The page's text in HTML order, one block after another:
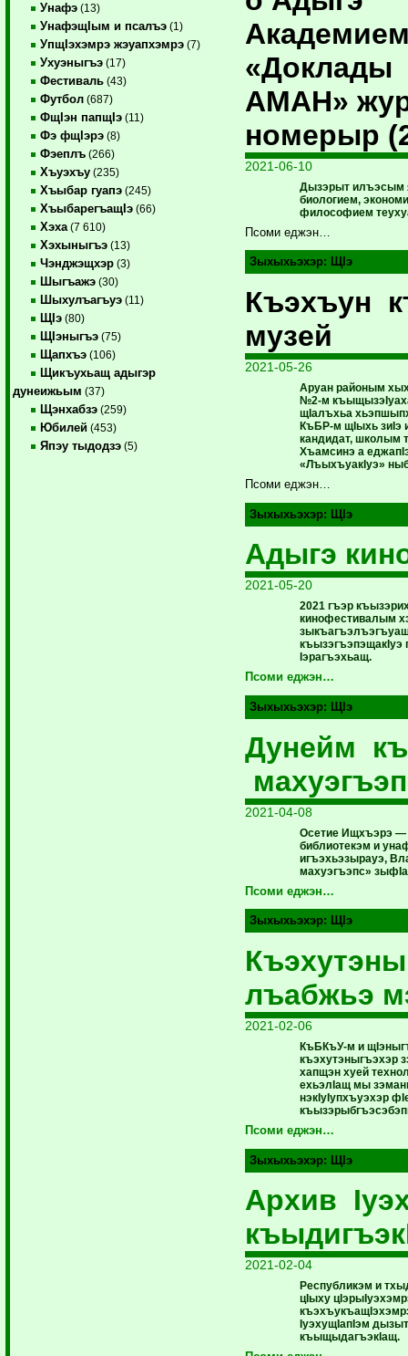
Унафэ (13)
УнафэщIым и псалъэ (1)
УпщIэхэмрэ жэуапхэмрэ (7)
Ухуэныгъэ (17)
Фестиваль (43)
Футбол (687)
ФщIэн папщIэ (11)
Фэ фщIэрэ (8)
Фэеплъ (266)
Хъуэхъу (235)
Хъыбар гуапэ (245)
ХъыбарегъащIэ (66)
Хэха (7 610)
Хэхыныгъэ (13)
Чэнджэщхэр (3)
Шыгъажэ (30)
Шыхулъагъуэ (11)
ЩIэ (80)
ЩIэныгъэ (75)
Щапхъэ (106)
Щикъухьащ адыгэр
дунеижьым (37)
Щэнхабзэ (259)
Юбилей (453)
Япэу тыдодзэ (5)
«Доклады
АМАН»
номерыр
2021-06-10
Дызэрыт илъэсым
биологием,
философием
Псоми еджэн…
Зыхыхьэхэр: ЩIэ
Къэхъун
музей
2021-05-26
Аруан районым
№2-м
щIалъхьа
КъБР-м щIыхь зиIэ
кандидат,
Хъамсинэ а
«ЛъыхъуакIуэ»
Псоми еджэн…
Зыхыхьэхэр: ЩIэ
Адыгэ
2021-05-20
2021 гъэр
кинофестивалым
Iэрагъэхьащ.
Псоми еджэн…
Зыхыхьэхэр: ЩIэ
Дунейм
2021-04-08
Осетие Ищхъэрэ —
библиотекэм и
игъэхьэзырауэ,
махуэгъэпс»
Псоми еджэн…
Зыхыхьэхэр: ЩIэ
лъабжьэ
2021-02-06
КъБКъУ-м и
къэхутэныгъэхэр
хапщэн хуей
ехьэлIащ мы
нэкIуIупхъуэхэр
Псоми еджэн…
Зыхыхьэхэр: ЩIэ
Архив
2021-02-04
Республикэм и
цIыху
IуэхущIапIэм
къыщыдагъэкIащ.